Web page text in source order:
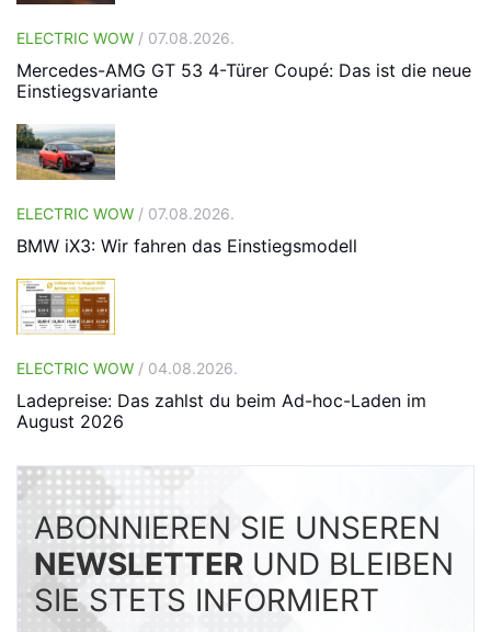
ELECTRIC WOW / 07.08.2026.
Mercedes-AMG GT 53 4-Türer Coupé: Das ist die neue
Einstiegsvariante
ELECTRIC WOW / 07.08.2026.
BMW iX3: Wir fahren das Einstiegsmodell
ELECTRIC WOW / 04.08.2026.
Ladepreise: Das zahlst du beim Ad-hoc-Laden im
August 2026
ABONNIEREN SIE UNSEREN
NEWSLETTER UND BLEIBEN
SIE STETS INFORMIERT